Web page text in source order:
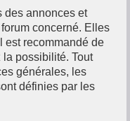
des annonces et
concerné. Elles
est recommandé de
la possibilité. Tout
générales, les
définies par les